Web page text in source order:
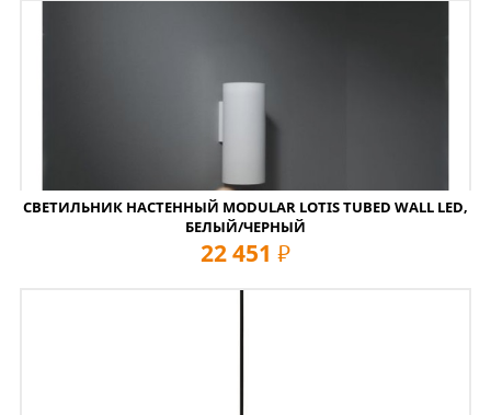
СВЕТИЛЬНИК НАСТЕННЫЙ MODULAR LOTIS TUBED WALL LED,
БЕЛЫЙ/ЧЕРНЫЙ
22 451 руб